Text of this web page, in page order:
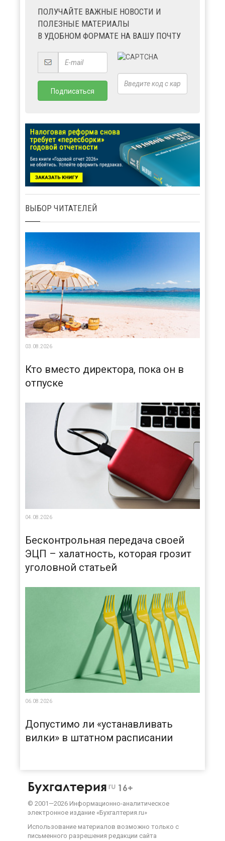
ПОЛУЧАЙТЕ ВАЖНЫЕ НОВОСТИ И
ПОЛЕЗНЫЕ МАТЕРИАЛЫ
В УДОБНОМ ФОРМАТЕ НА ВАШУ ПОЧТУ
ВЫБОР ЧИТАТЕЛЕЙ
03.08.2026
Кто вместо директора, пока он в
отпуске
04.08.2026
Бесконтрольная передача своей
ЭЦП – халатность, которая грозит
уголовной статьей
06.08.2026
Допустимо ли «устанавливать
вилки» в штатном расписании
Бухгалтерия ru 16+
© 2001—2026 Информационно-аналитическое
электронное издание «Бухгалтерия.ru»
Использование материалов возможно только с
письменного разрешения редакции сайта